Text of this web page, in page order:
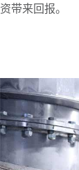
资带来回报。